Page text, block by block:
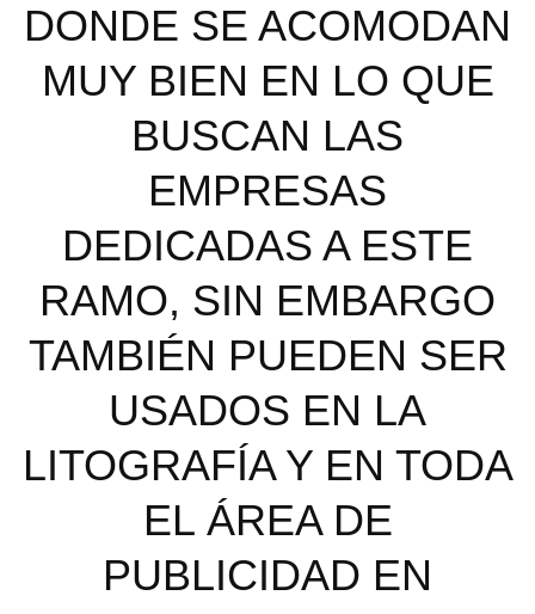
DONDE SE ACOMODAN
MUY BIEN EN LO QUE
BUSCAN LAS
EMPRESAS
DEDICADAS A ESTE
RAMO, SIN EMBARGO
TAMBIÉN PUEDEN SER
USADOS EN LA
LITOGRAFÍA Y EN TODA
EL ÁREA DE
PUBLICIDAD EN